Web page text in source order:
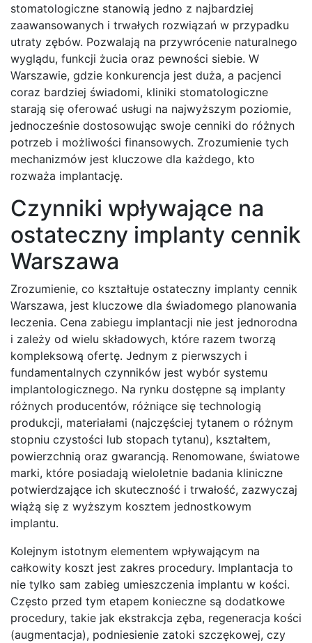
stomatologiczne stanowią jedno z najbardziej
zaawansowanych i trwałych rozwiązań w przypadku
utraty zębów. Pozwalają na przywrócenie naturalnego
wyglądu, funkcji żucia oraz pewności siebie. W
Warszawie, gdzie konkurencja jest duża, a pacjenci
coraz bardziej świadomi, kliniki stomatologiczne
starają się oferować usługi na najwyższym poziomie,
jednocześnie dostosowując swoje cenniki do różnych
potrzeb i możliwości finansowych. Zrozumienie tych
mechanizmów jest kluczowe dla każdego, kto
rozważa implantację.
Czynniki wpływające na
ostateczny implanty cennik
Warszawa
Zrozumienie, co kształtuje ostateczny implanty cennik
Warszawa, jest kluczowe dla świadomego planowania
leczenia. Cena zabiegu implantacji nie jest jednorodna
i zależy od wielu składowych, które razem tworzą
kompleksową ofertę. Jednym z pierwszych i
fundamentalnych czynników jest wybór systemu
implantologicznego. Na rynku dostępne są implanty
różnych producentów, różniące się technologią
produkcji, materiałami (najczęściej tytanem o różnym
stopniu czystości lub stopach tytanu), kształtem,
powierzchnią oraz gwarancją. Renomowane, światowe
marki, które posiadają wieloletnie badania kliniczne
potwierdzające ich skuteczność i trwałość, zazwyczaj
wiążą się z wyższym kosztem jednostkowym
implantu.
Kolejnym istotnym elementem wpływającym na
całkowity koszt jest zakres procedury. Implantacja to
nie tylko sam zabieg umieszczenia implantu w kości.
Często przed tym etapem konieczne są dodatkowe
procedury, takie jak ekstrakcja zęba, regeneracja kości
(augmentacja), podniesienie zatoki szczękowej, czy